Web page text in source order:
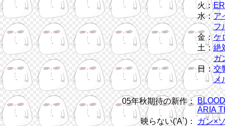
火：
水：ア
フ
金：ケ
土：絶
ガ
日： 交
メ
05年秋期待の新作：
ARIA
映らない('A`)：
ガン×